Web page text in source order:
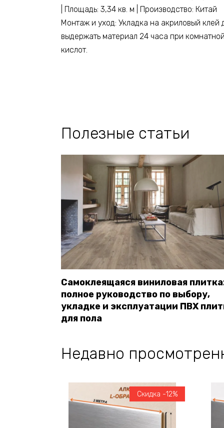
| Площадь: 3,34 кв. м | Производство: Китай
Монтаж и уход: Укладка на акриловый
выдержать материал 24 часа при
кислот.
Полезные статьи
Самоклеящаяся виниловая
полное руководство по выбору,
укладке и эксплуатации ПВХ
для пола
Недавно
Скидка -12%